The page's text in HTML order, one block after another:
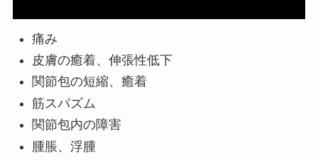
痛み
皮膚の癒着、伸張性低下
関節包の短縮、癒着
筋スパズム
関節包内の障害
腫脹、浮腫